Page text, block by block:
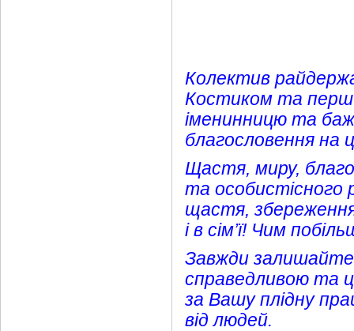
Колектив
Костиком та
іменинницю та
благословення на
Щастя, миру,
та особистісного
щастя,
і в сім’ї! Чим
Завжди
справедливою та
за Вашу плідну
від людей.